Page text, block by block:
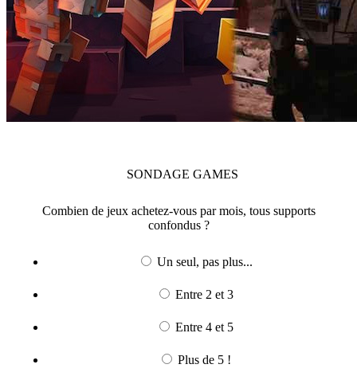
SONDAGE GAMES
Combien de jeux achetez-vous par mois, tous supports
confondus ?
Un seul, pas plus...
Entre 2 et 3
Entre 4 et 5
Plus de 5 !